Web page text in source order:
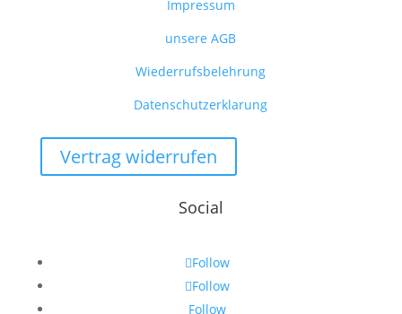
Impressum
unsere AGB
Wiederrufsbelehrung
Datenschutzerklarung
Vertrag widerrufen
Social
Follow
Follow
Follow